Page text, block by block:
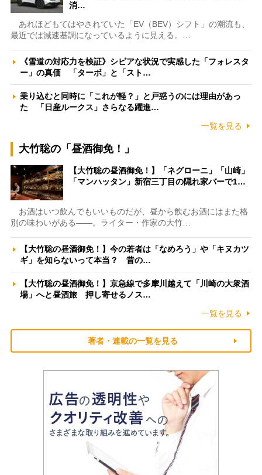
消…
あれほどもてはやされていた「EV（BEV）シフト」の潮流も、
最近では減速基調になっているように見える。…
《雪道の対応力を検証》シビアな状況で実感した「フォレスタ
ー」の真価 「ターボ」と「スト…
乗り込むと同時に「これが軽？」と戸惑うのには理由があっ
た 「日産ルークス」さらなる躍進…
一覧を見る
大竹聡の「昼酒御免！」
【大竹聡の昼酒御免！】「ネグローニ」「山崎」
「マンハッタン」新宿三丁目の隠れ家バーで1…
お酒はいつ飲んでもいいものだが、昼から飲むお酒にはまた格
別の味わいがある――。ライター・作家の大竹…
【大竹聡の昼酒御免！】今の若者は「なめろう」や「キヌカツ
ギ」を知らないって本当？ 昔の…
【大竹聡の昼酒御免！】京急線で多摩川越えて「川崎の大衆酒
場」へと昼酒旅 押し寄せるノス…
一覧を見る
著者・連載の一覧を見る